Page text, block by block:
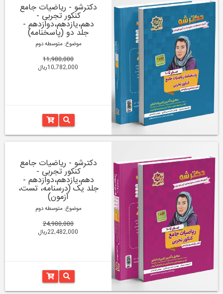
دکترشو - ریاضیات جامع
کنکور تجربی -
دهم،یازدهم،دوازدهم -
جلد دو (پاسخنامه)
موضوع: متوسطه دوم
11,980,000
10,782,000ریال
دکترشو - ریاضیات جامع
کنکور تجربی -
دهم،یازدهم،دوازدهم -
جلد یک (درسنامه، تست،
آزمون)
موضوع: متوسطه دوم
24,980,000
22,482,000ریال